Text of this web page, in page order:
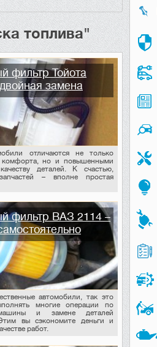
топлива"
фильтр Тойота
замена
отличаются не только
комфорта, но и повышенными
деталей. К счастью,
– вполне простая
фильтр ВАЗ 2114 –
автомобили, так это
многие операции по
и замене деталей
вы сэкономите деньги и
работ.